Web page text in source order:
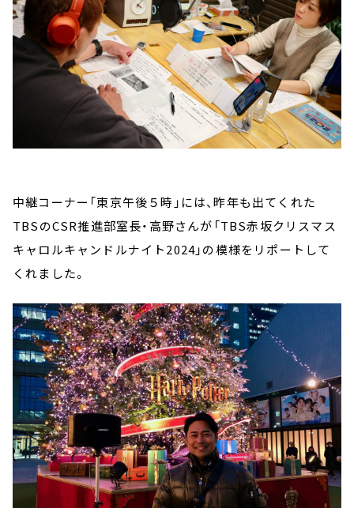
中継コーナー「東京午後５時」には、昨年も出てくれた
TBSのCSR推進部室長・高野さんが「TBS赤坂クリスマス
キャロルキャンドルナイト2024」の模様をリポートして
くれました。